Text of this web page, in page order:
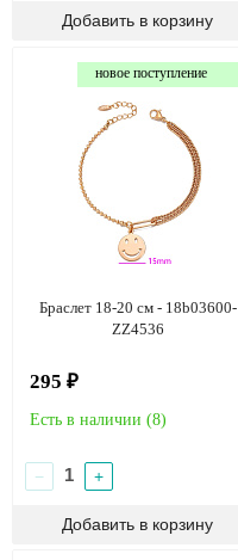
новое поступление
Браслет 18-20 см - 18b03600-
ZZ4536
295 ₽
Есть в наличии (8)
− +